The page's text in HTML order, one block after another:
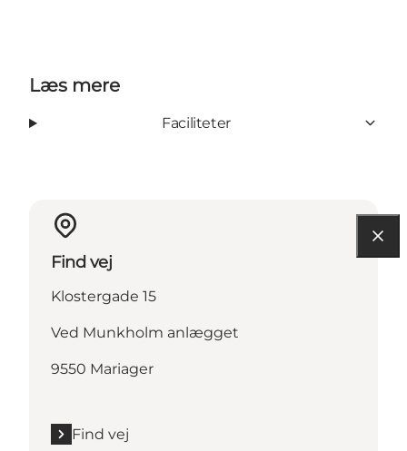
Læs mere
Faciliteter
Find vej
Klostergade 15
Ved Munkholm anlægget
9550 Mariager
Find vej